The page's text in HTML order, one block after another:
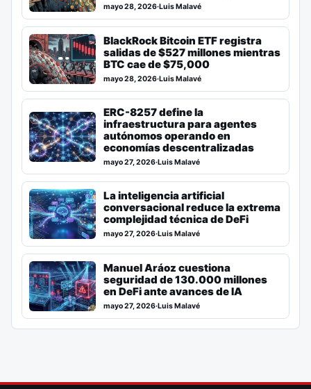
mayo 28, 2026·Luis Malavé
BlackRock Bitcoin ETF registra
salidas de $527 millones mientras
BTC cae de $75,000
mayo 28, 2026·Luis Malavé
ERC-8257 define la
infraestructura para agentes
autónomos operando en
economías descentralizadas
mayo 27, 2026·Luis Malavé
La inteligencia artificial
conversacional reduce la extrema
complejidad técnica de DeFi
mayo 27, 2026·Luis Malavé
Manuel Aráoz cuestiona
seguridad de 130.000 millones
en DeFi ante avances de IA
mayo 27, 2026·Luis Malavé